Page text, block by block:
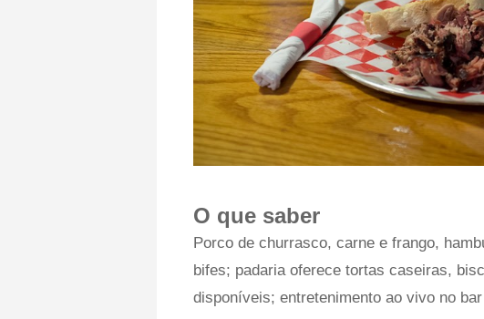
O que saber
Porco de churrasco, carne e frango,
bifes; padaria oferece tortas caseiras,
disponíveis; entretenimento ao vivo no bar